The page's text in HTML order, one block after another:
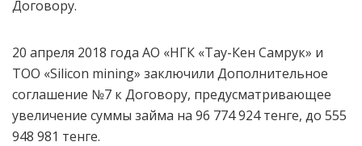
Договору.
20 апреля 2018 года АО «НГК «Тау-Кен Самрук» и
ТОО «Silicon mining» заключили Дополнительное
соглашение №7 к Договору, предусматривающее
увеличение суммы займа на 96 774 924 тенге, до 555
948 981 тенге.